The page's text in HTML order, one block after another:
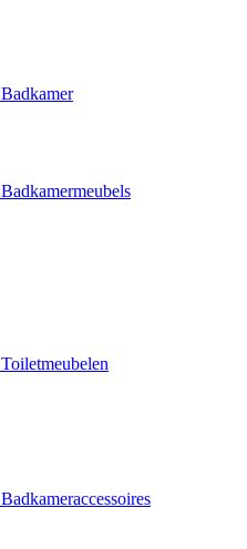
Badkamer
Badkamermeubels
Toiletmeubelen
Badkameraccessoires